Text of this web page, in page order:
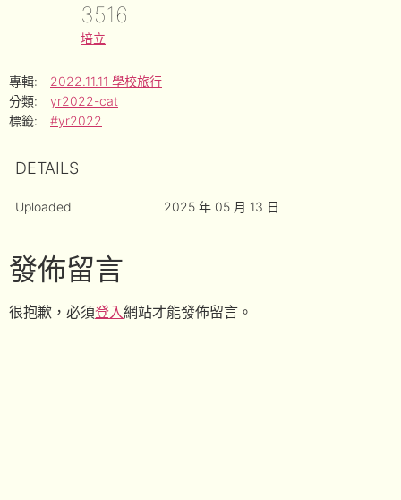
3516
培立
專輯:
2022.11.11 學校旅行
分類:
yr2022-cat
標籤:
#yr2022
DETAILS
Uploaded 2025 年 05 月 13 日
發佈留言
很抱歉，必須登入網站才能發佈留言。